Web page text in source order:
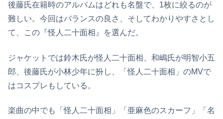
後藤氏在籍時のアルバムはどれも名盤で、1枚に絞るのが
難しい。今回はバランスの良さ、そしてわかりやすさとし
て、この『怪人二十面相』を選んだ。
ジャケットでは鈴木氏が怪人二十面相、和嶋氏が明智小五
郎、後藤氏が小林少年に扮し、「怪人二十面相」のMVで
はコスプレもしている。
楽曲の中でも「怪人二十面相」「亜麻色のスカーフ」「名